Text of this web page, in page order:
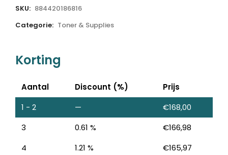
SKU: 884420186816
Categorie: Toner & Supplies
Korting
Aantal Discount (%)
Prijs
1 - 2
— €168,00
3
0.61 % €166,98
4
1.21 % €165,97